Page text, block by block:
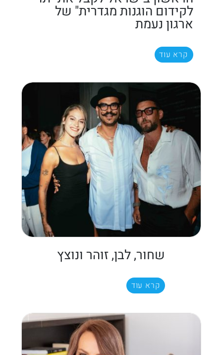
לקידום הוגנות מגדרית" של
ארגון נעמת
קרא עוד
שחור, לבן, זוהר ונוצץ
קרא עוד